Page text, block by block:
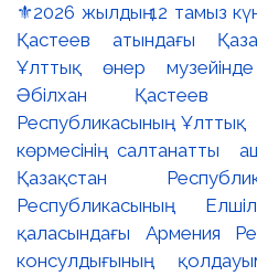
⚜️2026 жылдың 12 тамыз
Қастеев атындағы
Ұлттық өнер
Әбілхан Қастеев
Республикасының
көрмесінің
Қазақстан
Республикасының
қаласындағы Армения
консулдығының